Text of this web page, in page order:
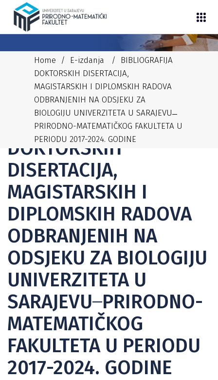
Home / E-izdanja / BIBLIOGRAFIJA
DOKTORSKIH DISERTACIJA,
MAGISTARSKIH I DIPLOMSKIH RADOVA
ODBRANJENIH NA ODSJEKU ZA
BIOLOGIJU UNIVERZITETA U SARAJEVU ̶
PRIRODNO-MATEMATIČKOG FAKULTETA U
PERIODU 2017-2024. GODINE
08/09/2025 ADMIN E-IZDANJA
BIBLIOGRAFIJA
DOKTORSKIH
DISERTACIJA,
MAGISTARSKIH I
DIPLOMSKIH RADOVA
ODBRANJENIH NA
ODSJEKU ZA BIOLOGIJU
UNIVERZITETA U
SARAJEVU ̶ PRIRODNO-
MATEMATIČKOG
FAKULTETA U PERIODU
2017-2024. GODINE